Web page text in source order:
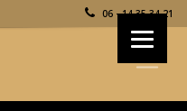
06 - 14 35 34 21